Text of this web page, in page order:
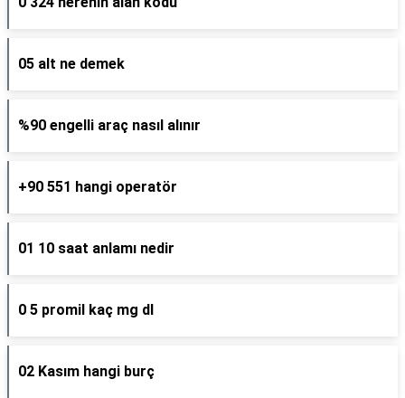
05 alt ne demek
%90 engelli araç nasıl alınır
+90 551 hangi operatör
01 10 saat anlamı nedir
0 5 promil kaç mg dl
02 Kasım hangi burç